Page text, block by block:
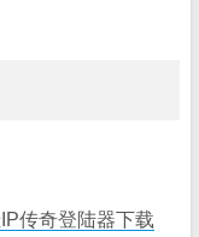
传奇登陆器下载